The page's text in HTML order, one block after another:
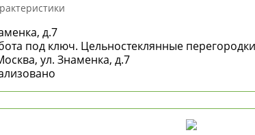
д.7
под ключ. Цельностеклянные перегородки
ул. Знаменка, д.7